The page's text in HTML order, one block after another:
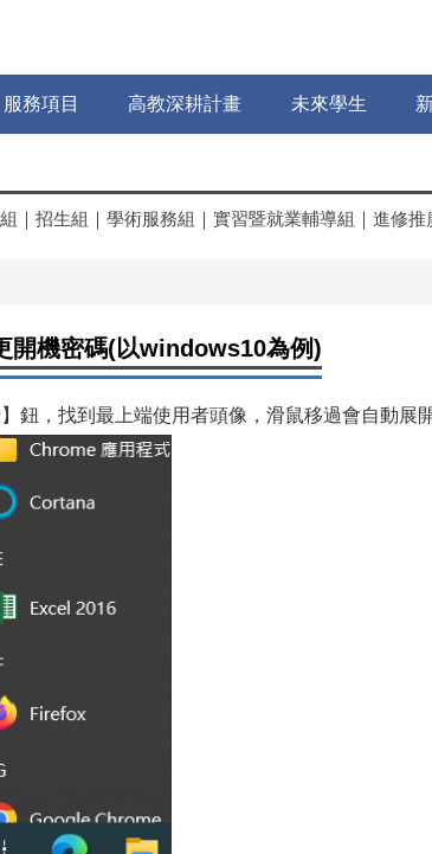
服務項目 高教深耕計畫 未來學生
｜ 招生組 ｜ 學術服務組 ｜ 實習暨就業輔導組 ｜ 進修推
開機密碼(以windows10為例)
鈕，找到最上端使用者頭像，滑鼠移過會自動展